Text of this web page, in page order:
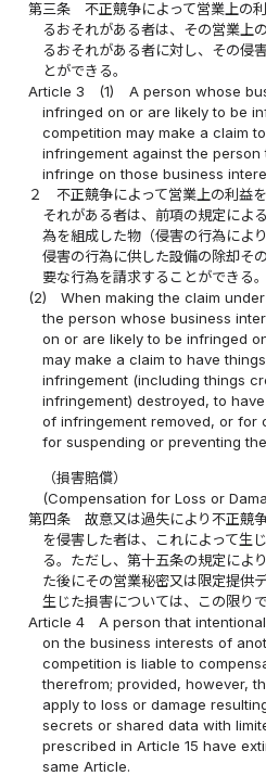
第三条
不正競争によって営業上の
るおそれがある者は、その営業上
るおそれがある者に対し、その侵
とができる。
Article 3
(1)
A person whose
infringed on or are likely to be
competition may make a claim
infringement against the
infringe on those business
２
不正競争によって営業上の利益
それがある者は、前項の規定によ
為を組成した物（侵害の行為によ
侵害の行為に供した設備の除却そ
要な行為を請求することができる。
(2)
When making the claim
the person whose business
on or are likely to be infringed
may make a claim to have
infringement (including things
infringement) destroyed, to
of infringement removed, or for
for suspending or preventing
（損害賠償）
(Compensation for Loss or
第四条
故意又は過失により不正競
を侵害した者は、これによって生
る。ただし、第十五条の規定によ
た後にその営業秘密又は限定提供
生じた損害については、この限りで
Article 4
A person that
on the business interests of
competition is liable to
therefrom; provided, however,
apply to loss or damage
secrets or shared data with
prescribed in Article 15 have
same Article.